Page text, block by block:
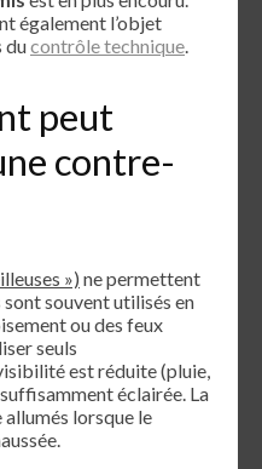
également l’objet
ducontrôle technique
peut
contre-
») ne permettent
sont souvent utilisés en
ou des feux
seuls
est réduite (pluie,
éclairée. La
lorsque le